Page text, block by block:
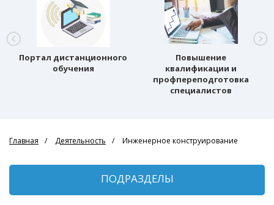
Портал дистанционного
обучения
Повышение
квалификации и
профпереподготовка
специалистов
Главная Деятельность Инженерное конструирование
ПОДРАЗДЕЛЫ